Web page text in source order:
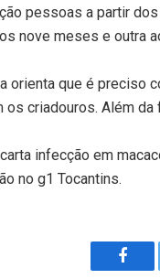
pessoas a partir
nove meses e outra
orienta que é preciso
os criadouros. Além
infecção em
no g1 Tocantins.